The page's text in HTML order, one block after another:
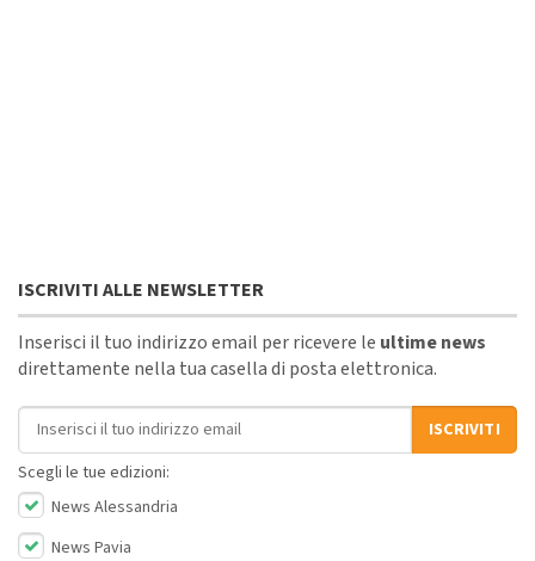
ISCRIVITI ALLE NEWSLETTER
Inserisci il tuo indirizzo email per ricevere le ultime news
direttamente nella tua casella di posta elettronica.
Indirizzo email
ISCRIVITI
Scegli le tue edizioni:
News Alessandria
News Pavia